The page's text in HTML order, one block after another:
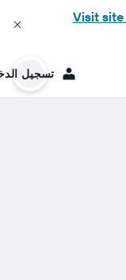
Visit site
تسجيل